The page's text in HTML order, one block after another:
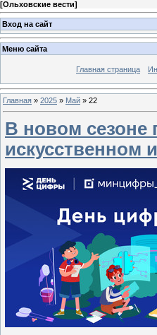
[Ольховские вести]
Вход на сайт
Меню сайта
Главная страница
Главная » 2025 » Май » 22
В новом сезоне
искусственном